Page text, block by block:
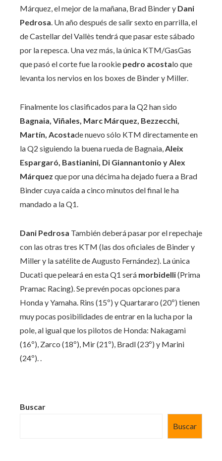
Márquez, el mejor de la mañana, Brad Binder y Dani
Pedrosa. Un año después de salir sexto en parrilla, el
de Castellar del Vallès tendrá que pasar este sábado
por la repesca. Una vez más, la única KTM/GasGas
que pasó el corte fue la rookie pedro acostalo que
levanta los nervios en los boxes de Binder y Miller.
Finalmente los clasificados para la Q2 han sido
Bagnaia, Viñales, Marc Márquez, Bezzecchi,
Martín, Acostade nuevo sólo KTM directamente en
la Q2 siguiendo la buena rueda de Bagnaia,Aleix
Espargaró, Bastianini, Di Giannantonio y Alex
Márquez que por una décima ha dejado fuera a Brad
Binder cuya caída a cinco minutos del final le ha
mandado a la Q1.
Dani Pedrosa También deberá pasar por el repechaje
con las otras tres KTM (las dos oficiales de Binder y
Miller y la satélite de Augusto Fernández). La única
Ducati que peleará en esta Q1 será morbidelli(Prima
Pramac Racing). Se prevén pocas opciones para
Honda y Yamaha. Rins (15º) y Quartararo (20º) tienen
muy pocas posibilidades de entrar en la lucha por la
pole, al igual que los pilotos de Honda: Nakagami
(16º), Zarco (18º), Mir (21º), Bradl (23º) y Marini
(24º). .
Buscar
Buscar